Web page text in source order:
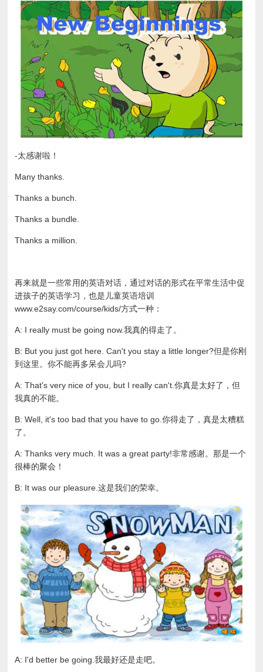
-太感谢啦！
Many thanks.
Thanks a bunch.
Thanks a bundle.
Thanks a million.
再来就是一些常用的英语对话，通过对话的形式在平常生活中促
进孩子的英语学习，也是儿童英语培训
www.e2say.com/course/kids/方式一种：
A: I really must be going now.我真的得走了。
B: But you just got here. Can't you stay a little longer?但是你刚
到这里。你不能再多呆会儿吗?
A: That's very nice of you, but I really can't.你真是太好了，但
我真的不能。
B: Well, it's too bad that you have to go.你得走了，真是太糟糕
了。
A: Thanks very much. It was a great party!非常感谢。那是一个
很棒的聚会！
B: It was our pleasure.这是我们的荣幸。
A: I'd better be going.我最好还是走吧。